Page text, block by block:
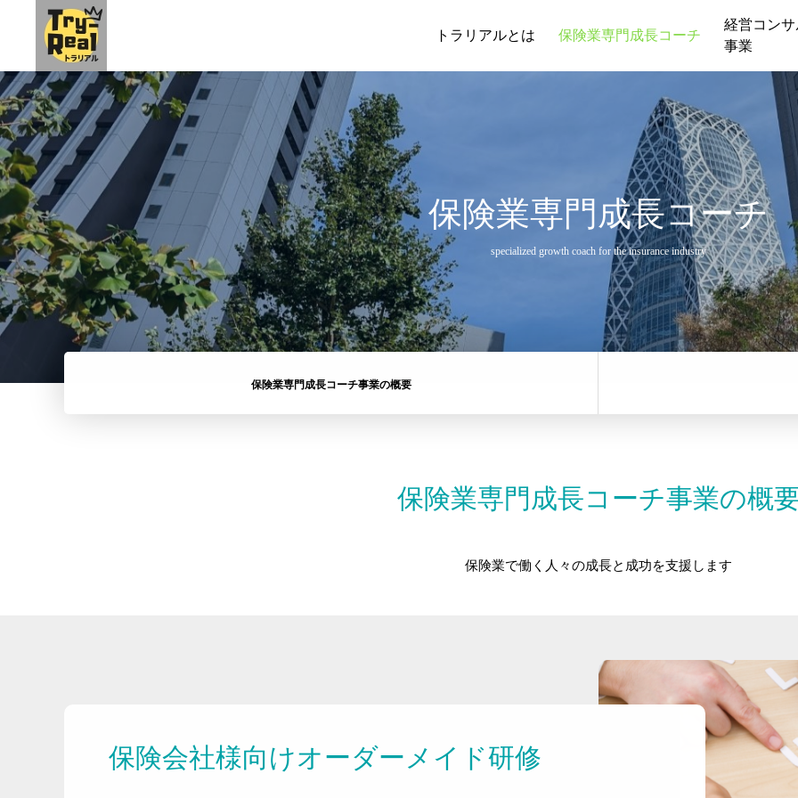
トラリアルとは 保険業専門成長コーチ
経営コン
事業
保険業専門成長コーチ
specialized growth coach for the insurance industry
保険業専門成長コーチ事業の概要
保険業専門成長コーチ事業の概
保険業で働く人々の成長と成功を支援します
保険会社様向けオーダーメイド研修